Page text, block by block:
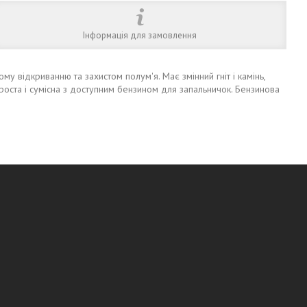
Інформація для замовлення
відкриванню та захистом полум'я. Має змінний гніт і камінь,
і сумісна з доступним бензином для запальничок. Бензинова